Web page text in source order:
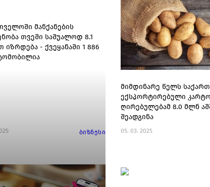
მანქანების
თვეში საშუალოდ 8.1
იზრდება - ქვეყანაში 1 886
ბიზნესი
მიმდინარე წელს
ექსპორტირებული
ღირებულებამ 8.0 მლნ
შეადგინა
05. 03. 2025